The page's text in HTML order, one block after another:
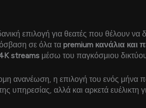
επιλογή για θεατές που θέλουν
σε όλα τα premium κανάλια και
streams μέσω του παγκόσμιου
ανανέωση, η επιλογή του ενός μήνα
υπηρεσίας, αλλά και αρκετά